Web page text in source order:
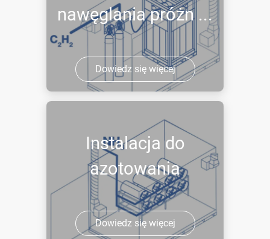
nawęglania próżn ...
Dowiedz się więcej
Instalacja do
azotowania
Dowiedz się więcej